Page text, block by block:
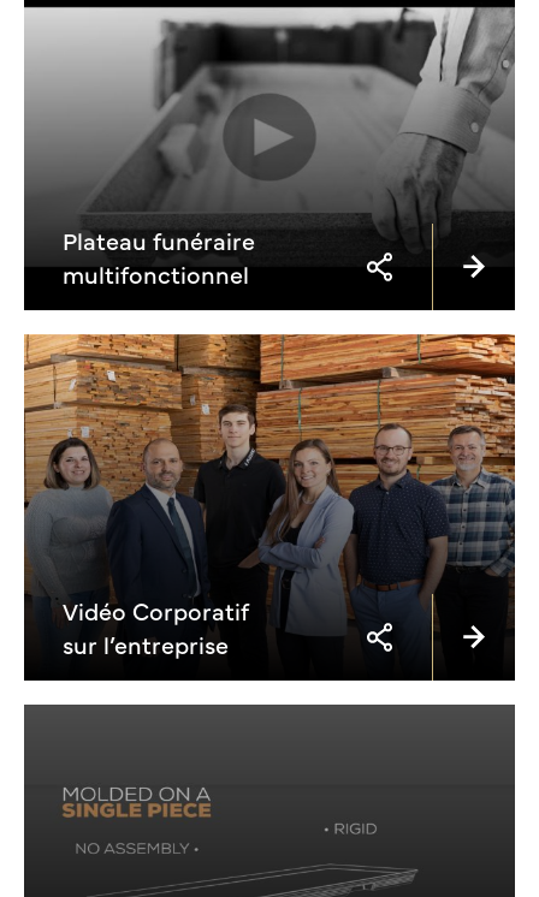
Plateau funéraire
multifonctionnel
Vidéo Corporatif
sur l’entreprise